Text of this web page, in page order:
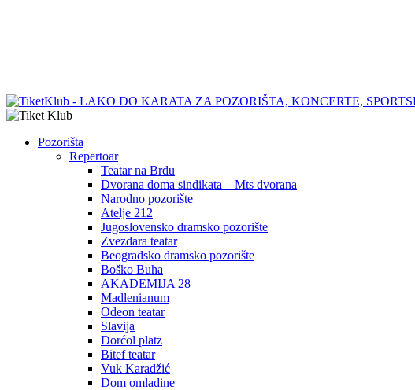
Pozorišta
Repertoar
Teatar na Brdu
Dvorana doma sindikata – Mts dvorana
Narodno pozorište
Atelje 212
Jugoslovensko dramsko pozorište
Zvezdara teatar
Beogradsko dramsko pozorište
Boško Buha
AKADEMIJA 28
Madlenianum
Odeon teatar
Slavija
Dorćol platz
Bitef teatar
Vuk Karadžić
Dom omladine